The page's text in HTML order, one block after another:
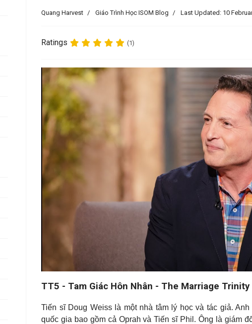
Quang Harvest Giáo Trình Học ISOM Blog Last Updated: 10
Ratings (1)
TT5 - Tam Giác Hôn Nhân - The Marriage
Tiến sĩ Doug Weiss là một nhà tâm lý học và tác giả.
quốc gia bao gồm cả Oprah và Tiến sĩ Phil. Ông là giám